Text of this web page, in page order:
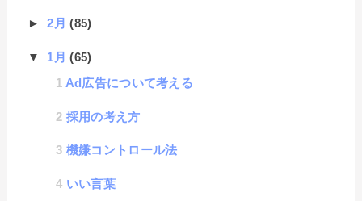
►2月(85)
▼ 1月(65)
Ad広告について考える
採用の考え方
機嫌コントロール法
いい言葉